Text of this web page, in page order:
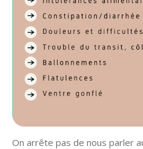
On arrête pas de nous parler